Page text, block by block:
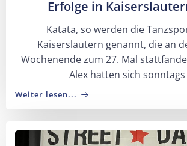
Erfolge in
Katata, so werden die
Kaiserslautern genannt, die an
Wochenende zum 27. Mal
Alex hatten sich
Weiter lesen...